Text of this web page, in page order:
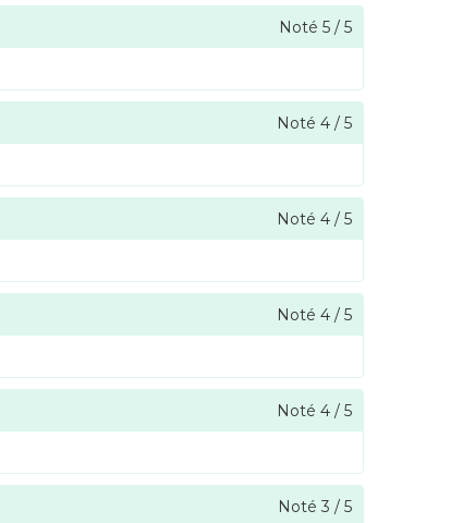
Noté 5 / 5
Noté 4 / 5
Noté 4 / 5
Noté 4 / 5
Noté 4 / 5
Noté 3 / 5